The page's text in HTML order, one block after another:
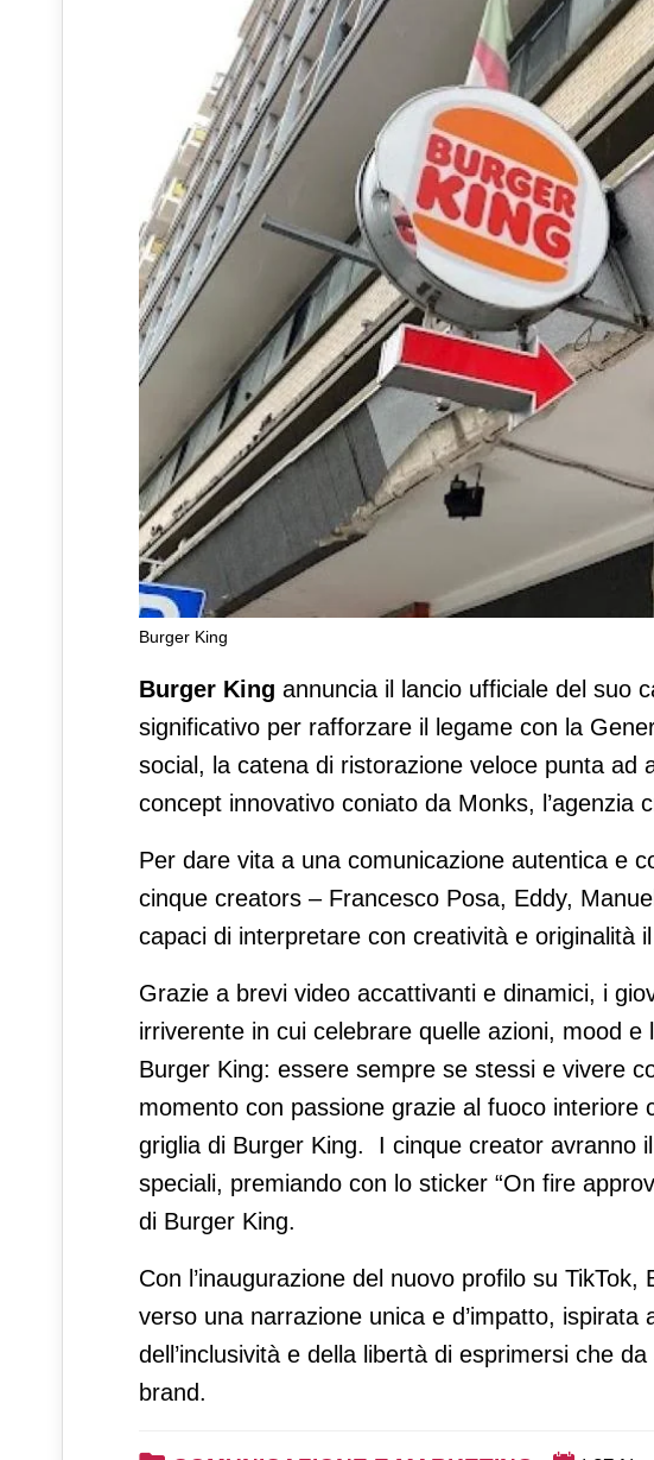
Burger King
Burger King debutta su TikTok per
Burger King annuncia il lancio ufficiale del suo
significativo per rafforzare il legame con la
social, la catena di ristorazione veloce punta ad
concept innovativo coniato da Monks, l’agenzia
Per dare vita a una comunicazione autentica e
cinque creators – Francesco Posa, Eddy,
capaci di interpretare con creatività e originalità
Grazie a brevi video accattivanti e dinamici, i
irriverente in cui celebrare quelle azioni, mood e
Burger King: essere sempre se stessi e vivere
momento con passione grazie al fuoco interiore
griglia di Burger King. I cinque creator avranno
speciali, premiando con lo sticker “On fire
di Burger King.
Con l’inaugurazione del nuovo profilo su
verso una narrazione unica e d’impatto, ispirata
dell’inclusività e della libertà di esprimersi che
brand.